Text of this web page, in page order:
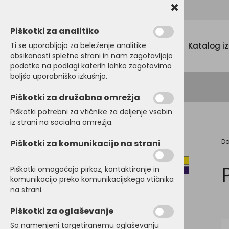
Menu Katalog
MAJICE
POLO MAJICE
PULOVERJI
OTROŠKA in BABY
OBLAČILA
BARVNA SKUPINA
Atlantis
Beechfield
Piškotki za analitiko
Ti se uporabljajo za beleženje analitike
obsikanosti spletne strani in nam zagotavljajo
podatke na podlagi katerih lahko zagotovimo
boljšo uporabniško izkušnjo.
Piškotki za družabna omrežja
Piškotki potrebni za vtičnike za deljenje vsebin
iz strani na socialna omrežja.
Piškotki za komunikacijo na strani
Piškotki omogočajo pirkaz, kontaktiranje in
komunikacijo preko komunikacijskega vtičnika
na strani.
Piškotki za oglaševanje
So namenjeni targetiranemu oglaševanju